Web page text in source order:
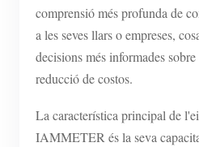
comprensió més profunda de
a les seves llars o empreses,
decisions més informades
reducció de costos.
La característica principal de
IAMMETER és la seva